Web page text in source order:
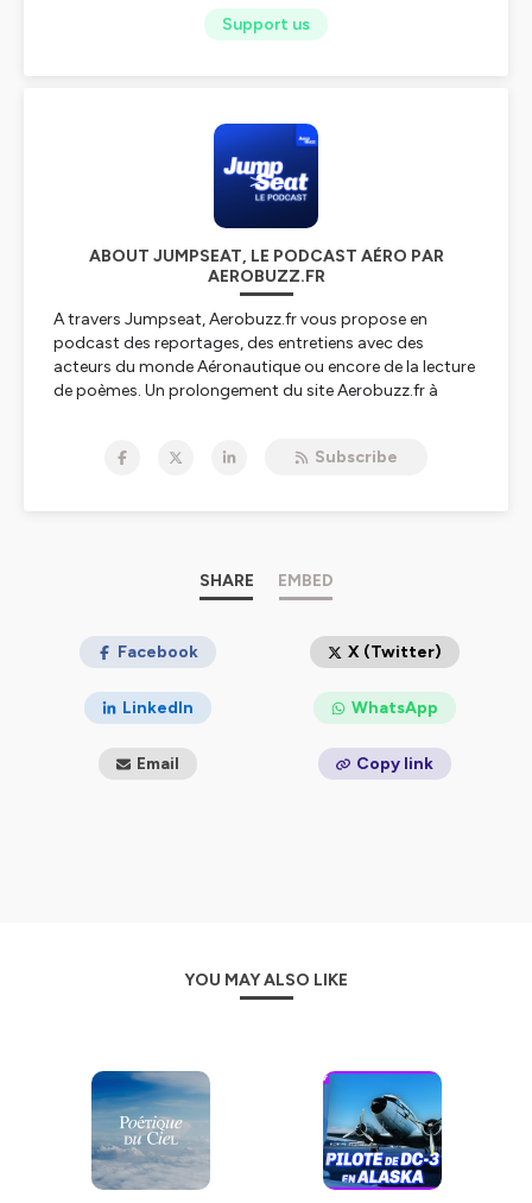
Support us
ABOUT JUMPSEAT, LE PODCAST AÉRO PAR
AEROBUZZ.FR
A travers Jumpseat, Aerobuzz.fr vous propose en
podcast des reportages, des entretiens avec des
acteurs du monde Aéronautique ou encore de la lecture
de poèmes. Un prolongement du site Aerobuzz.fr à
Hébergé par Ausha. Visitez
ausha.co/politique-de-
Subscribe
SHARE EMBED
Facebook X (Twitter)
LinkedIn WhatsApp
Email Copy link
YOU MAY ALSO LIKE